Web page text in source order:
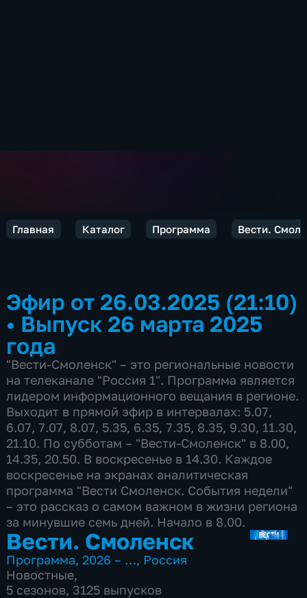
Главная Каталог Программа Вести.
Эфир от 26.03.2025 (21:10)
• Выпуск 26 марта 2025
года
"Вести-Смоленск" – это региональные новости
на телеканале "Россия 1". Программа является
лидером информационного вещания в регионе.
Выходит в прямой эфир в интервалах: 5.07,
6.07, 7.07, 8.07, 5.35, 6.35, 7.35, 8.35, 9.30, 11.30,
21.10. По субботам – "Вести-Смоленск" в 8.00,
14.35, 20.50. В воскресенье в 14.30. Каждое
воскресенье на экранах аналитическая
программа "Вести Смоленск. События недели"
– это рассказ о самом важном в жизни региона
за минувшие семь дней. Начало в 8.00.
Вести. Смоленск
Программа,2026 – …, Россия
Новостные,
5 сезонов, 3125 выпусков